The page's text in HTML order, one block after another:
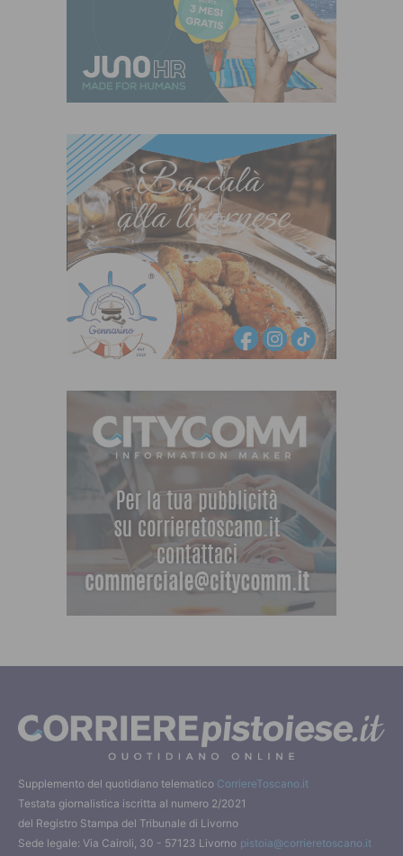
Supplemento del quotidiano telematico CorriereToscano.it
Testata giornalistica iscritta al numero 2/2021
del Registro Stampa del Tribunale di Livorno
Sede legale: Via Cairoli, 30 - 57123 Livorno pistoia@corrieretoscano.it